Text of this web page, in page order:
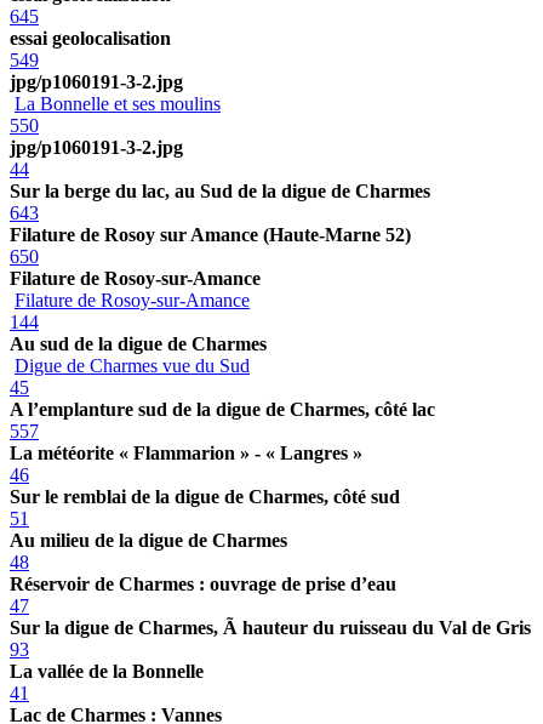
645
essai geolocalisation
549
jpg/p1060191-3-2.jpg
La Bonnelle et ses moulins
550
jpg/p1060191-3-2.jpg
44
Sur la berge du lac, au Sud de la digue de Charmes
643
Filature de Rosoy sur Amance (Haute-Marne 52)
650
Filature de Rosoy-sur-Amance
Filature de Rosoy-sur-Amance
144
Au sud de la digue de Charmes
Digue de Charmes vue du Sud
45
A l’emplanture sud de la digue de Charmes, côté lac
557
La météorite « Flammarion » - « Langres »
46
Sur le remblai de la digue de Charmes, côté sud
51
Au milieu de la digue de Charmes
48
Réservoir de Charmes : ouvrage de prise d’eau
47
Sur la digue de Charmes, Ã hauteur du ruisseau du Val de Gris
93
La vallée de la Bonnelle
41
Lac de Charmes : Vannes